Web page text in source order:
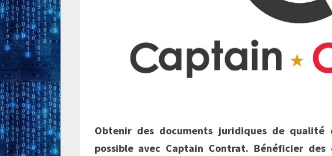
Obtenir des documents juridiques de qualité
possible avec Captain Contrat. Bénéficier